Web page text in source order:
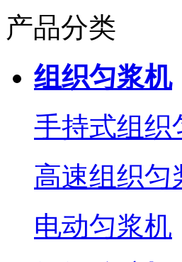
产品分类
组织匀浆机
手持式组织
高速组织匀
电动匀浆机